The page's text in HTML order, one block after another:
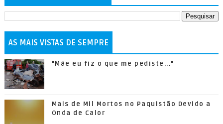
AS MAIS VISTAS DE SEMPRE
"Mãe eu fiz o que me pediste..."
Mais de Mil Mortos no Paquistão Devido a
Onda de Calor